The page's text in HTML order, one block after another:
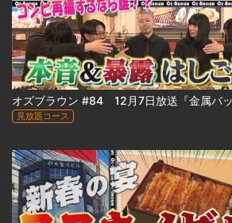
見放題コース